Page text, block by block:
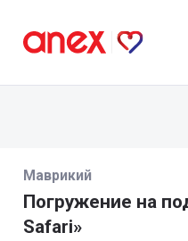
Маврикий
Погружение на
Safari»